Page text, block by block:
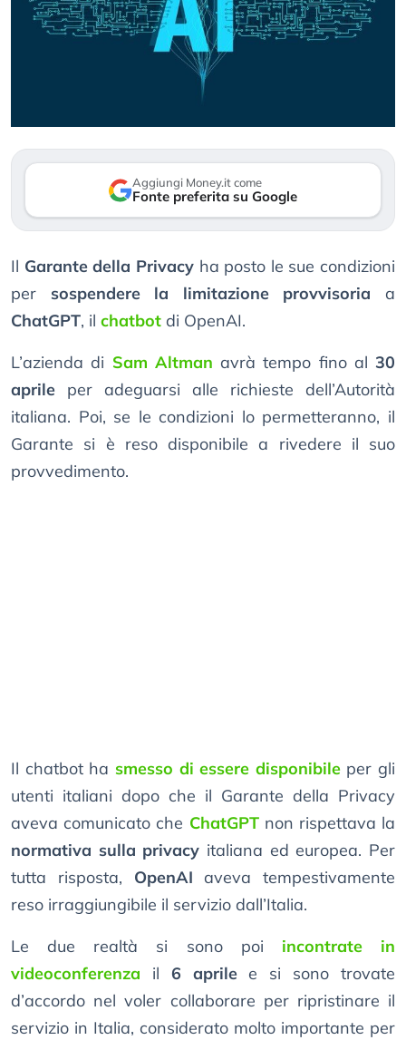
Aggiungi Money.it come
Fonte preferita su Google
Il Garante della Privacyha posto le sue condizioni
per sospendere la limitazione provvisoria a
ChatGPT, il chatbot di OpenAI.
L’azienda di Sam Altman avrà tempo fino al 30
aprile per adeguarsi alle richieste dell’Autorità
italiana. Poi, se le condizioni lo permetteranno, il
Garante si è reso disponibile a rivedere il suo
provvedimento.
Il chatbot ha smesso di essere disponibileper gli
utenti italiani dopo che il Garante della Privacy
aveva comunicato che ChatGPTnon rispettava la
normativa sulla privacy italiana ed europea. Per
tutta risposta, OpenAI aveva tempestivamente
reso irraggiungibile il servizio dall’Italia.
Le due realtà si sono poi incontrate in
videoconferenza il 6 aprilee si sono trovate
d’accordo nel voler collaborare per ripristinare il
servizio in Italia, considerato molto importante per